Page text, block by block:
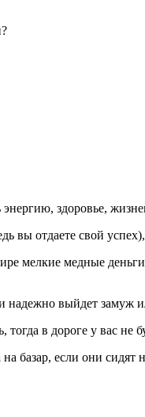
энергию, здоровье,
вы отдаете свой
медные
выйдет замуж
в дороге у вас
если они сидят